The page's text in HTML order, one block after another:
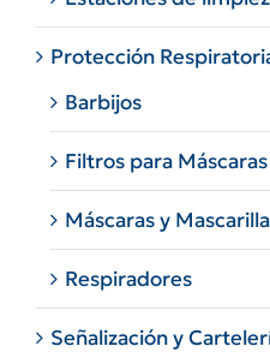
Protección
Barbijos
Filtros para Máscaras
Máscaras y
Respiradores
Señalización y